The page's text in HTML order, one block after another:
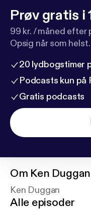
Prøv gratis i
99 kr. / måned efter
Opsig når som helst.
20 lydbogstimer
Podcasts kun på
Gratis podcasts
Om Ken Duggan
Ken Duggan
Alle episoder